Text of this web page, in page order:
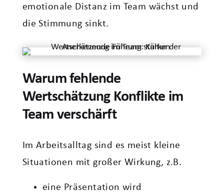
emotionale Distanz im Team wächst und
die Stimmung sinkt.
Warum fehlende
Wertschätzung Konflikte im
Team verschärft
Im Arbeitsalltag sind es meist kleine
Situationen mit großer Wirkung, z.B.
eine Präsentation wird